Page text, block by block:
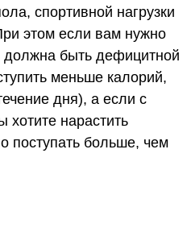
спортивной нагрузки
этом если вам нужно
должна быть дефицитной
меньше калорий,
дня), а если с
нарастить
поступать больше, чем